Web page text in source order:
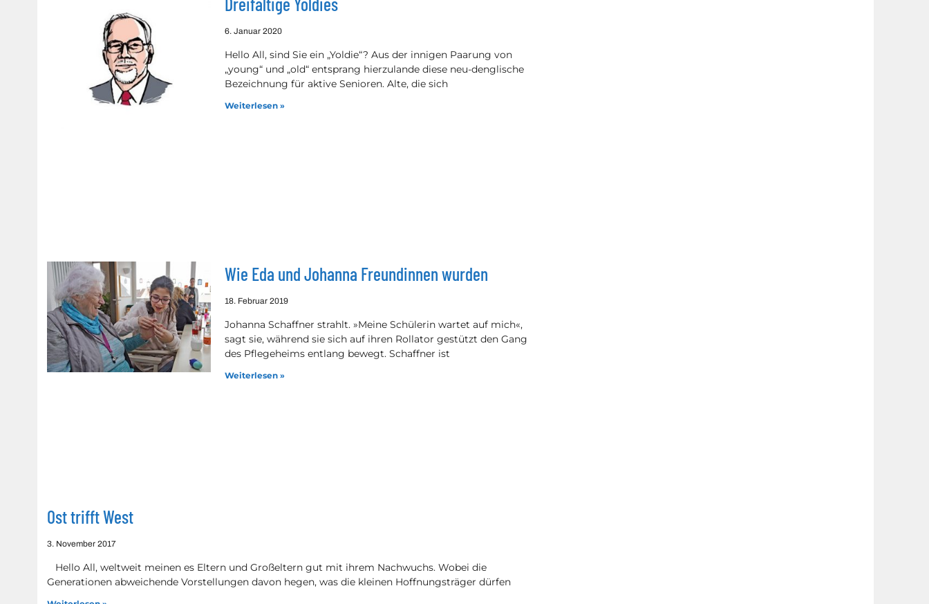
6. Januar 2020
Hello All, sind Sie ein „Yoldie“? Aus der innigen Paarung von
„young“ und „old“ entsprang hierzulande diese neu-denglische
Bezeichnung für aktive Senioren. Alte, die sich
Weiterlesen »
Wie Eda und Johanna Freundinnen wurden
18. Februar 2019
Johanna Schaffner strahlt. »Meine Schülerin wartet auf mich«,
sagt sie, während sie sich auf ihren Rollator gestützt den Gang
des Pflegeheims entlang bewegt. Schaffner ist
Weiterlesen »
Ost trifft West
3. November 2017
Hello All, weltweit meinen es Eltern und Großeltern gut mit ihrem Nachwuchs. Wobei die
Generationen abweichende Vorstellungen davon hegen, was die kleinen Hoffnungsträger dürfen